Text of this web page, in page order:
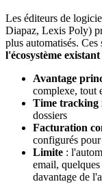
Les éditeurs de
Diapaz, Lexis Poly)
plus automatisés.
l'écosystème existant
Avantage
complexe, tout
Time tracking
dossiers
Facturation
configurés
Limite :
email,
davantage de